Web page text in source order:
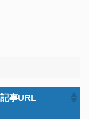
記事URL